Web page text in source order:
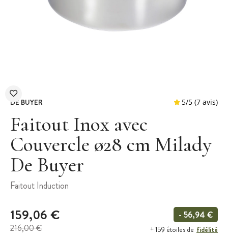
DE BUYER
Faitout Inox avec
Couvercle ø28 cm Milady
De Buyer
Faitout Induction
159,06 €
216,00 €
- 56,94 €
+ 159 étoiles de fidélité